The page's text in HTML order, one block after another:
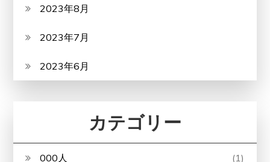
2023年8月
2023年7月
2023年6月
カテゴリー
000人 (1)